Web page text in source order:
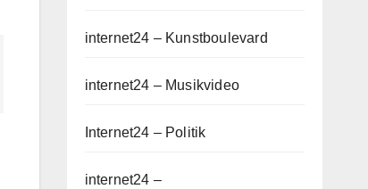
internet24 – Kunstboulevard
internet24 – Musikvideo
Internet24 – Politik
internet24 –